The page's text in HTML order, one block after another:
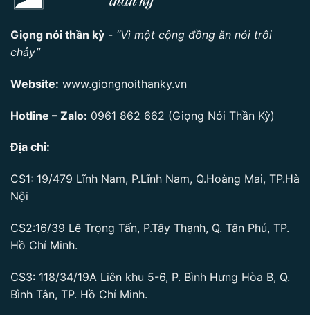
Giọng nói thần kỳ - “Vì một cộng đồng ăn nói trôi
chảy”
Website: www.giongnoithanky.vn
Hotline – Zalo: 0961 862 662 (Giọng Nói Thần Kỳ)
Địa chỉ:
CS1: 19/479 Lĩnh Nam, P.Lĩnh Nam, Q.Hoàng Mai, TP.Hà
Nội
CS2:16/39 Lê Trọng Tấn, P.Tây Thạnh, Q. Tân Phú, TP.
Hồ Chí Minh.
CS3: 118/34/19A Liên khu 5-6, P. Bình Hưng Hòa B, Q.
Bình Tân, TP. Hồ Chí Minh.